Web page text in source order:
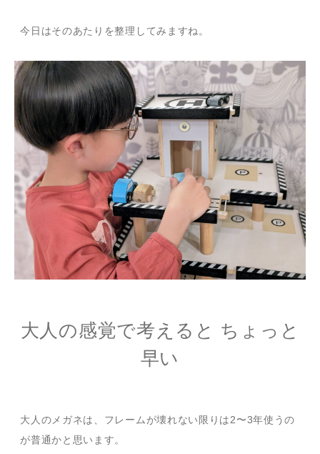
今日はそのあたりを整理してみますね。
大人の感覚で考えると ちょっと
早い
大人のメガネは、フレームが壊れない限りは2〜3年使うの
が普通かと思います。